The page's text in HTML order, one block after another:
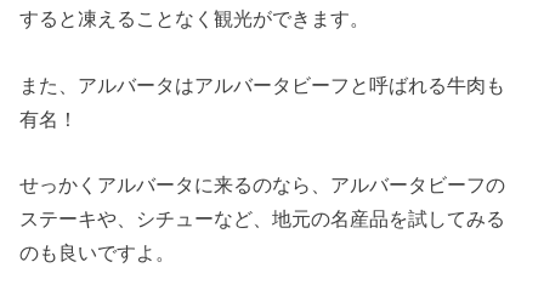
すると凍えることなく観光ができます。
また、アルバータはアルバータビーフと呼ばれる牛肉も
有名！
せっかくアルバータに来るのなら、アルバータビーフの
ステーキや、シチューなど、地元の名産品を試してみる
のも良いですよ。